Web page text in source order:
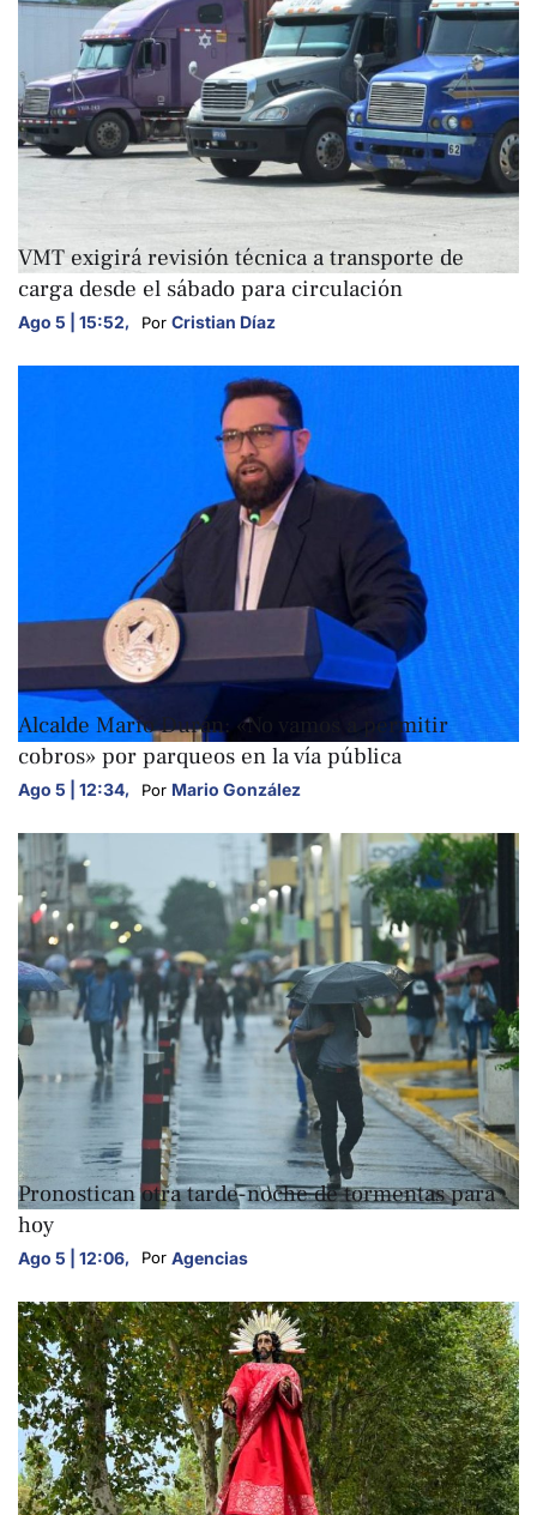
NACIONALES
VMT exigirá revisión técnica a transporte de
carga desde el sábado para circulación
Ago 5 | 15:52, Por Cristian Díaz
NACIONALES
Alcalde Mario Durán: «No vamos a permitir
cobros» por parqueos en la vía pública
Ago 5 | 12:34, Por Mario González
NACIONALES
Pronostican otra tarde-noche de tormentas para
hoy
Ago 5 | 12:06, Por Agencias